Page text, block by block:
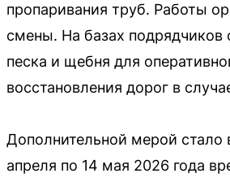
пропаривания труб. Работы
смены. На базах подрядчиков
песка и щебня для
восстановления дорог в
Дополнительной мерой стало
апреля по 14 мая 2026 года